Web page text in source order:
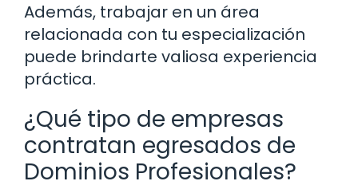
Además, trabajar en un área
relacionada con tu especialización
puede brindarte valiosa experiencia
práctica.
¿Qué tipo de empresas
contratan egresados de
Dominios Profesionales?